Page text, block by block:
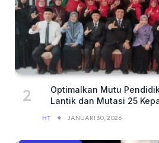
Optimalkan Mutu
Lantik dan Mutasi 25
HT JANUARI 30, 2026